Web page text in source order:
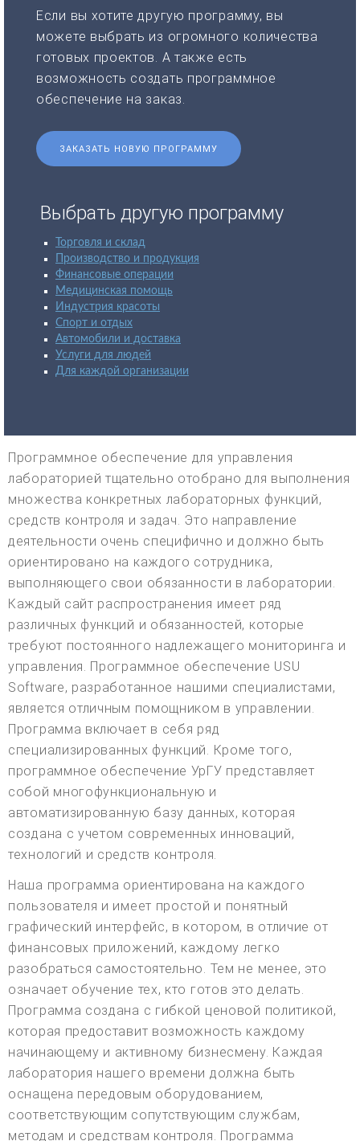
Если вы хотите другую программу, вы
можете выбрать из огромного количества
готовых проектов. А также есть
возможность создать программное
обеспечение на заказ.
ЗАКАЗАТЬ НОВУЮ ПРОГРАММУ
Выбрать другую программу
Торговля и склад
Производство и продукция
Финансовые операции
Медицинская помощь
Индустрия красоты
Спорт и отдых
Автомобили и доставка
Услуги для людей
Для каждой организации
Программное обеспечение для управления
лабораторией тщательно отобрано для выполнения
множества конкретных лабораторных функций,
средств контроля и задач. Это направление
деятельности очень специфично и должно быть
ориентировано на каждого сотрудника,
выполняющего свои обязанности в лаборатории.
Каждый сайт распространения имеет ряд
различных функций и обязанностей, которые
требуют постоянного надлежащего мониторинга и
управления. Программное обеспечение USU
Software, разработанное нашими специалистами,
является отличным помощником в управлении.
Программа включает в себя ряд
специализированных функций. Кроме того,
программное обеспечение УрГУ представляет
собой многофункциональную и
автоматизированную базу данных, которая
создана с учетом современных инноваций,
технологий и средств контроля.
Наша программа ориентирована на каждого
пользователя и имеет простой и понятный
графический интерфейс, в котором, в отличие от
финансовых приложений, каждому легко
разобраться самостоятельно. Тем не менее, это
означает обучение тех, кто готов это делать.
Программа создана с гибкой ценовой политикой,
которая предоставит возможность каждому
начинающему и активному бизнесмену. Каждая
лаборатория нашего времени должна быть
оснащена передовым оборудованием,
соответствующим сопутствующим службам,
методам и средствам контроля. Программа